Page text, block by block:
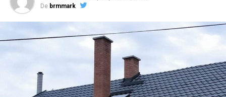
De brmmark